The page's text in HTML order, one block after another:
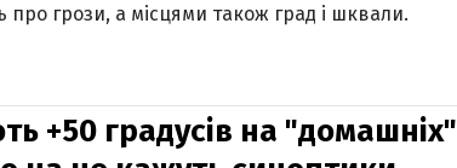
грози, а місцями також град і шквали.
+50 градусів на "домашніх"